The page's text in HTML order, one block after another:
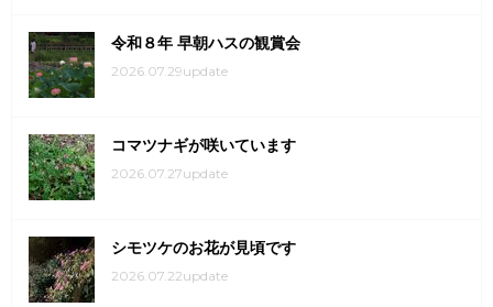
令和８年 早朝ハスの観賞会
2026.07.29update
コマツナギが咲いています
2026.07.27update
シモツケのお花が見頃です
2026.07.22update